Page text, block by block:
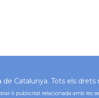
Catalunya. Tots els drets
li publicitat relacionada amb